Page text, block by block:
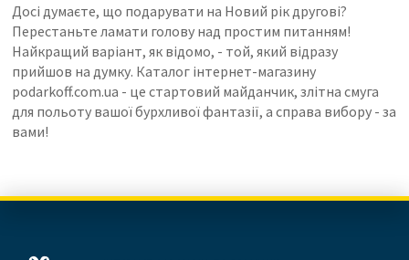
Досі думаєте, що подарувати на Новий рік другові?
Перестаньте ламати голову над простим питанням!
Найкращий варіант, як відомо, - той, який відразу
прийшов на думку. Каталог інтернет-магазину
podarkoff.com.ua - це стартовий майданчик, злітна смуга
для польоту вашої бурхливої ​​фантазії, а справа вибору - за
вами!